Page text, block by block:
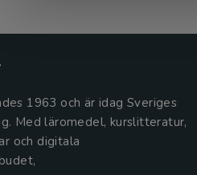
1963 och är idag Sveriges
Med läromedel, kurslitteratur,
och digitala